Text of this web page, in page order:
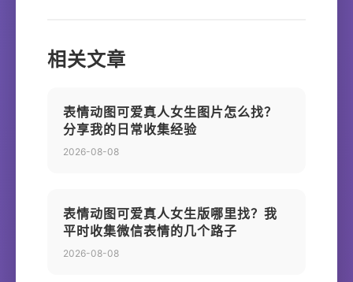
相关文章
表情动图可爱真人女生图片怎么找？
分享我的日常收集经验
2026-08-08
表情动图可爱真人女生版哪里找？我
平时收集微信表情的几个路子
2026-08-08